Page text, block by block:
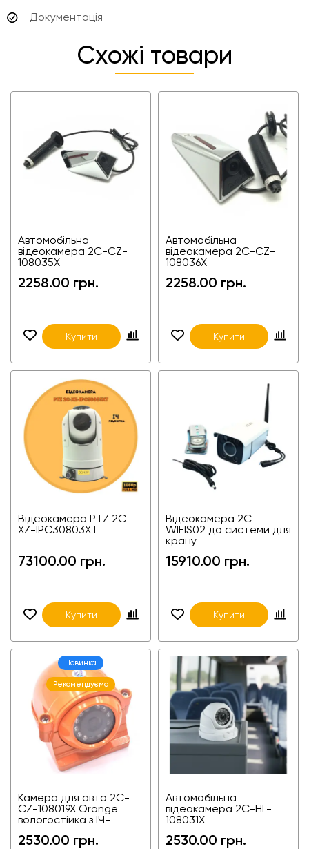
Документація
Схожі товари
Автомобільна
відеокамера 2C-CZ-
108035X
2258.00 грн.
Купити
Автомобільна
відеокамера 2C-CZ-
108036X
2258.00 грн.
Купити
Відеокамера PTZ 2С-
XZ-IPC30803XT
73100.00 грн.
Купити
Відеокамера 2C-
WIFIS02 до системи для
крану
15910.00 грн.
Купити
Новинка
Рекомендуємо
Камера для авто 2C-
CZ-108019X Orange
вологостійка з ІЧ-
2530.00 грн.
Автомобільна
відеокамера 2C-HL-
108031X
2530.00 грн.